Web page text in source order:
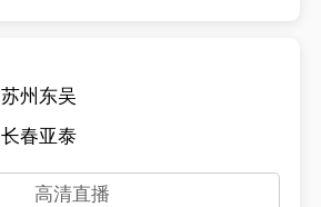
苏州东吴
长春亚泰
高清直播